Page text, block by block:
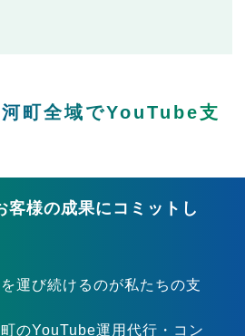
町全域でYouTube支
客様の成果にコミットし
運び続けるのが私たちの支
のYouTube運用代行・コン